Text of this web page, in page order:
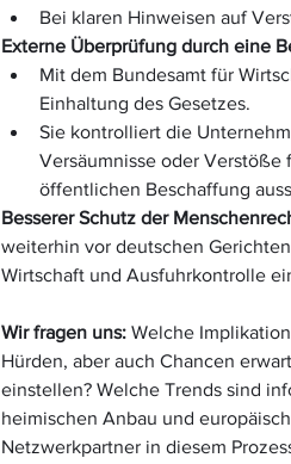
Bei klaren Hinweisen auf
Externe Überprüfung durch eine
Mit dem Bundesamt für
Einhaltung des Gesetzes.
Sie kontrolliert die
Versäumnisse oder
öffentlichen Beschaffung
Besserer Schutz der
weiterhin vor deutschen
Wirtschaft und Ausfuhrkontrolle
Wir fragen uns: Welche
Hürden, aber auch Chancen
einstellen? Welche Trends sind
heimischen Anbau und
Netzwerkpartner in diesem